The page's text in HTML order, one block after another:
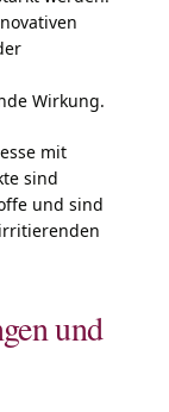
Wirkung.
mit
sind
und sind
und